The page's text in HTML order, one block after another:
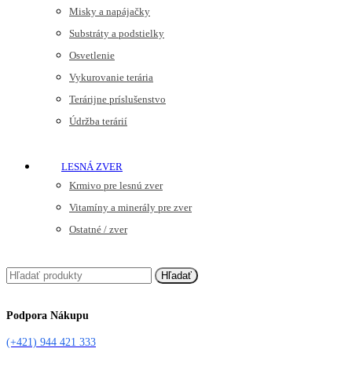
Misky a napájačky
Substráty a podstielky
Osvetlenie
Vykurovanie terária
Terárijne príslušenstvo
Údržba terárií
LESNÁ ZVER
Krmivo pre lesnú zver
Vitamíny a minerály pre zver
Ostatné / zver
Hľadať
Podpora Nákupu
(+421) 944 421 333